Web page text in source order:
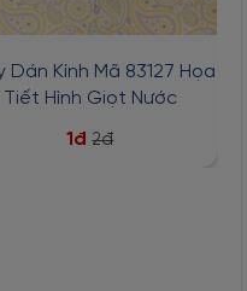
Dán Kính Mã 83127 Họa
Tiết Hình Giọt Nước
1đ 2đ